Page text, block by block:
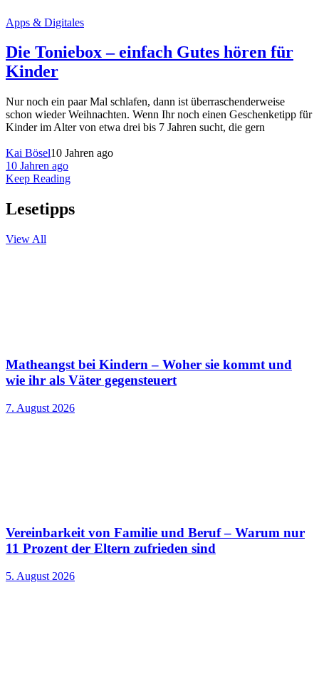
Apps & Digitales
Die Toniebox – einfach Gutes hören für
Kinder
Nur noch ein paar Mal schlafen, dann ist überraschenderweise
schon wieder Weihnachten. Wenn Ihr noch einen Geschenketipp für
Kinder im Alter von etwa drei bis 7 Jahren sucht, die gern
Kai Bösel10 Jahren ago
10 Jahren ago
Keep Reading
Lesetipps
View All
Matheangst bei Kindern – Woher sie kommt und
wie ihr als Väter gegensteuert
7. August 2026
Vereinbarkeit von Familie und Beruf – Warum nur
11 Prozent der Eltern zufrieden sind
5. August 2026